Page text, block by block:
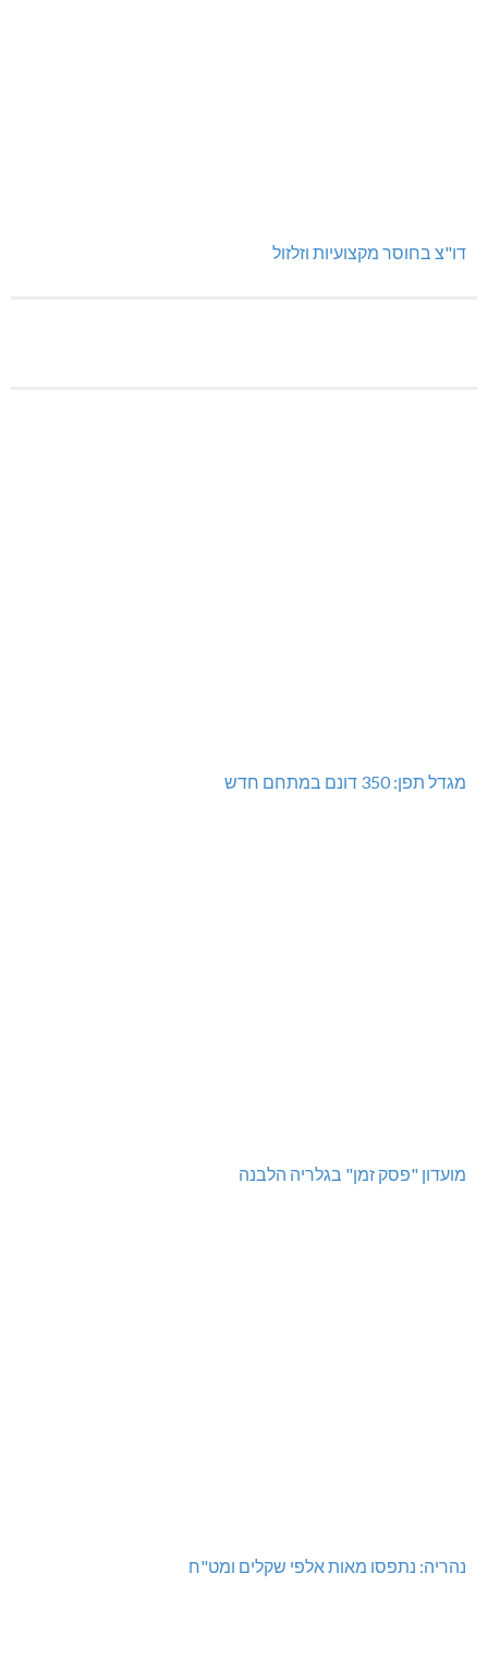
דו"צ בחוסר מקצועיות וזלזול
מגדל תפן: 350 דונם במתחם חדש
מועדון "פסק זמן" בגלריה הלבנה
נהריה: נתפסו מאות אלפי שקלים ומט"ח